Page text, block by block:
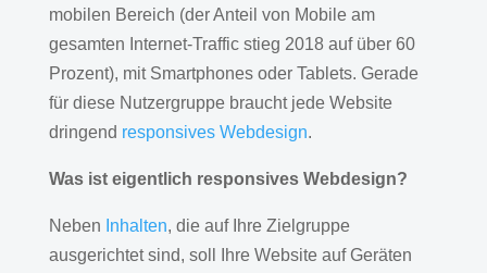
mobilen Bereich (der Anteil von Mobile am
gesamten Internet-Traffic stieg 2018 auf über 60
Prozent), mit Smartphones oder Tablets. Gerade
für diese Nutzergruppe braucht jede Website
dringend responsives Webdesign.
Was ist eigentlich responsives Webdesign?
Neben Inhalten, die auf Ihre Zielgruppe
ausgerichtet sind, soll Ihre Website auf Geräten